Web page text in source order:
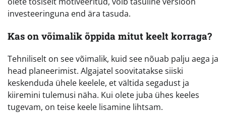
investeeringuna end ära tasuda.
Kas on võimalik õppida mitut keelt korraga?
Tehniliselt on see võimalik, kuid see nõuab palju aega ja
head planeerimist. Algajatel soovitatakse siiski
keskenduda ühele keelele, et vältida segadust ja
kiiremini tulemusi näha. Kui olete juba ühes keeles
tugevam, on teise keele lisamine lihtsam.